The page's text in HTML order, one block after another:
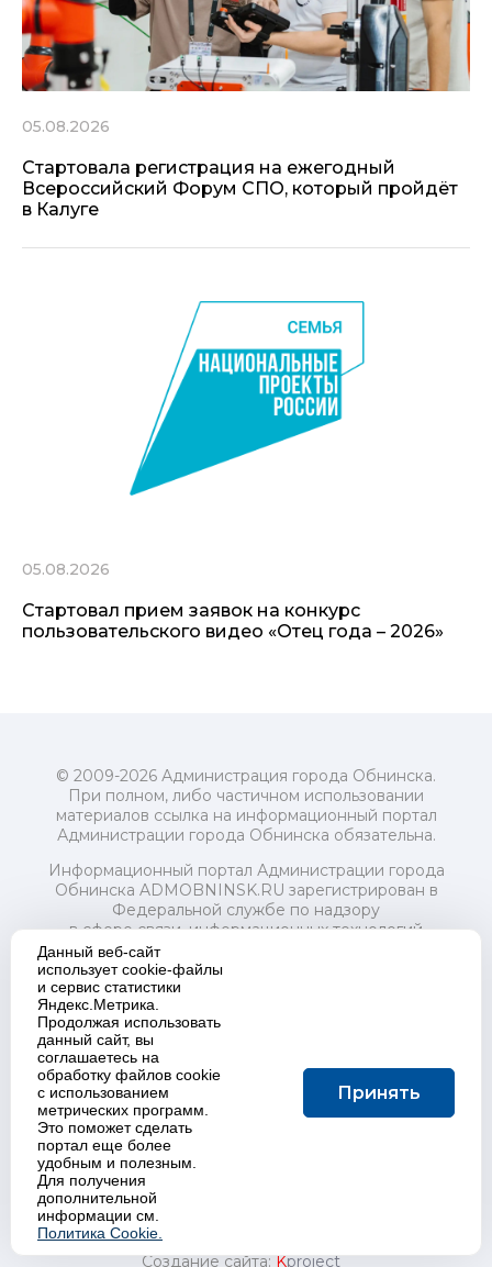
05.08.2026
Стартовала регистрация на ежегодный
Всероссийский Форум СПО, который пройдёт
в Калуге
05.08.2026
Стартовал прием заявок на конкурс
пользовательского видео «Отец года – 2026»
© 2009-2026 Администрация города Обнинска.
При полном, либо частичном использовании
материалов ссылка на информационный портал
Администрации города Обнинска обязательна.
Информационный портал Администрации города
Обнинска ADMOBNINSK.RU зарегистрирован в
Федеральной службе по надзору
в сфере связи, информационных технологий
и массовых коммуникаций (Роскомнадзор) 24 июля
2018 года.
Свидетельство о регистрации Эл № ФС77-73321
Учредитель: Администрация (исполнительно-
распорядительный орган) городского округа "Город
Обнинск". Главный редактор: Байкова Е.А.
Адрес электронной почты Редакции:
redactor@admobninsk.ru
Телефон Редакции: +7 (484) 395-85-85
Настоящий ресурс содержит материалы 18+
Политика в отношении обработки персональных
Создание сайта:Kproject
Данный веб-сайт
использует cookie-файлы
и сервис статистики
Яндекс.Метрика.
Продолжая использовать
данный сайт, вы
соглашаетесь на
обработку файлов cookie
с использованием
метрических программ.
Это поможет сделать
портал еще более
удобным и полезным.
Для получения
дополнительной
информации см.
Политика Cookie.
Принять